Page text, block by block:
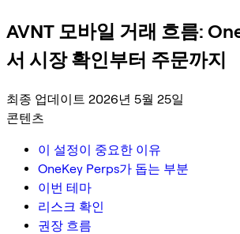
AVNT 모바일 거래 흐름:
서 시장 확인부터 주문까지
최종 업데이트 2026년 5월 25일
콘텐츠
이 설정이 중요한 이유
OneKey Perps가 돕는 부분
이번 테마
리스크 확인
권장 흐름